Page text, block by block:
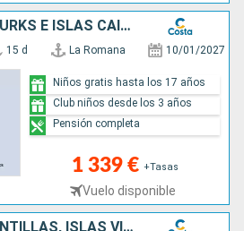
REP. DOMINICANA, TURKS E ISLAS CAICOS, ANTILLAS, ISLAS VÍRGENES
15 d La Romana 10/01/2027
1 339 € +Tasas
Vuelo disponible
Niños gratis hasta los 17 años
Club niños desde los 3 años
Pensión completa
REP. DOMINICANA, ANTILLAS, ISLAS VÍRGENES, TURKS E ISLAS CAICOS